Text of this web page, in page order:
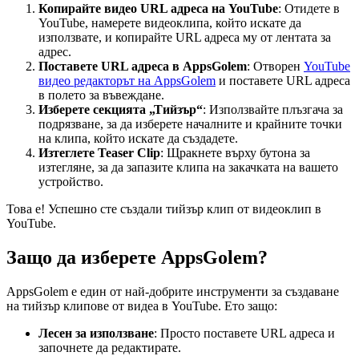
Копирайте видео URL адреса на YouTube: Отидете в
YouTube, намерете видеоклипа, който искате да
използвате, и копирайте URL адреса му от лентата за
адрес.
Поставете URL адреса в AppsGolem: Отворен YouTube
видео редакторът на AppsGolem и поставете URL адреса
в полето за въвеждане.
Изберете секцията „Тийзър“: Използвайте плъзгача за
подрязване, за да изберете началните и крайните точки
на клипа, който искате да създадете.
Изтеглете Teaser Clip: Щракнете върху бутона за
изтегляне, за да запазите клипа на закачката на вашето
устройство.
Това е! Успешно сте създали тийзър клип от видеоклип в
YouTube.
Защо да изберете AppsGolem?
AppsGolem е един от най-добрите инструменти за създаване
на тийзър клипове от видеа в YouTube. Ето защо:
Лесен за използване: Просто поставете URL адреса и
започнете да редактирате.